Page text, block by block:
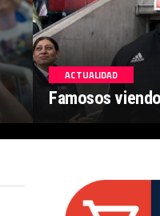
ACTUALIDAD
Famosos